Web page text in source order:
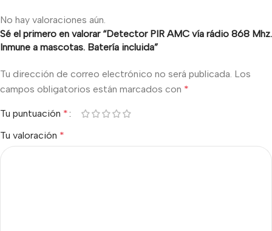
No hay valoraciones aún.
Sé el primero en valorar “Detector PIR AMC vía rádio 868 Mhz.
Inmune a mascotas. Batería incluida”
Tu dirección de correo electrónico no será publicada. Los
campos obligatorios están marcados con *
Tu puntuación *
Tu valoración *